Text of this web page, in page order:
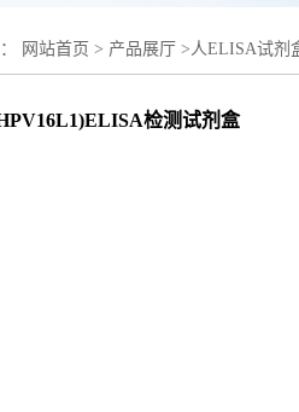
网站首页 > 产品展厅 > 人ELISA试剂
检测试剂盒